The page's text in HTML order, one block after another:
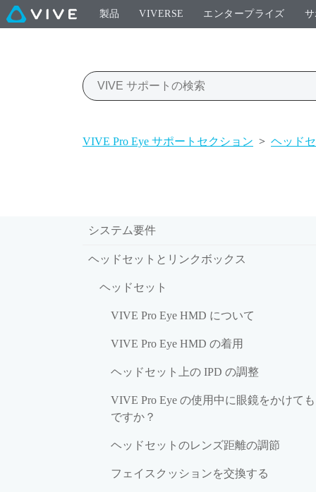
製品 VIVERSE エンタープライズ
VIVE Pro Eye サポートセクション > ヘッド
システム要件
ヘッドセットとリンクボックス
ヘッドセット
VIVE Pro Eye HMD について
VIVE Pro Eye HMD の着用
ヘッドセット上の IPD の調整
VIVE Pro Eye の使用中に眼鏡をかけて
ですか？
ヘッドセットのレンズ距離の調節
フェイスクッションを交換する